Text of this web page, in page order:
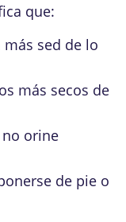
que:
sed de lo
más secos de
orine
de pie o